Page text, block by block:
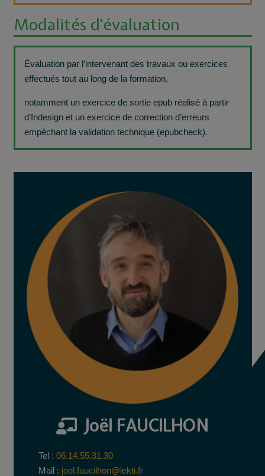
Modalités d'évaluation
Évaluation par l’intervenant des travaux ou exercices
effectués tout au long de la formation,
notamment un exercice de sortie epub réalisé à partir
d’Indesign et un exercice de correction d’erreurs
empêchant la validation technique (epubcheck).
Joël FAUCILHON
Tel : 06.14.55.31.30
Mail : joel.faucilhon@lekti.fr